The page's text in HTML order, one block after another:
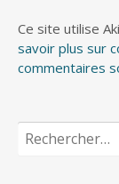
Ce site utilise
savoir plus sur
commentaires